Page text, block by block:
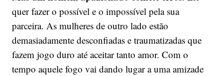
quer fazer o possível e o impossível pela sua
parceira. As mulheres de outro lado estão
demasiadamente desconfiadas e traumatizadas que
fazem jogo duro até aceitar tanto amor. Com o
tempo aquele fogo vai dando lugar a uma amizade